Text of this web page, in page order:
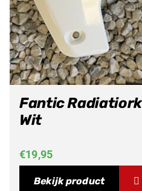
Fantic
Wit
€19,95
Bekijk product